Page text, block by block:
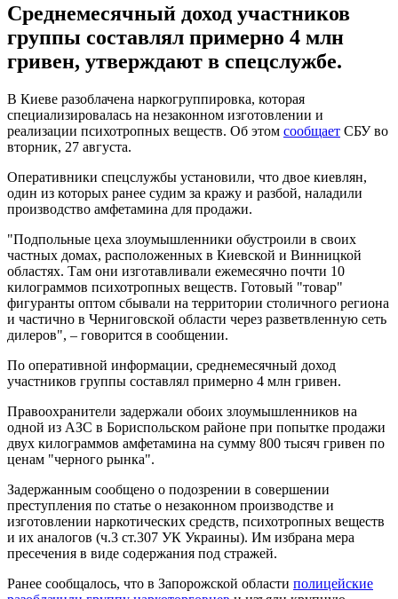
Среднемесячный доход участников
группы составлял примерно 4 млн
гривен, утверждают в спецслужбе.
В Киеве разоблачена наркогруппировка, которая
специализировалась на незаконном изготовлении и
реализации психотропных веществ. Об этом сообщает СБУ во
вторник, 27 августа.
Оперативники спецслужбы установили, что двое киевлян,
один из которых ранее судим за кражу и разбой, наладили
производство амфетамина для продажи.
"Подпольные цеха злоумышленники обустроили в своих
частных домах, расположенных в Киевской и Винницкой
областях. Там они изготавливали ежемесячно почти 10
килограммов психотропных веществ. Готовый "товар"
фигуранты оптом сбывали на территории столичного региона
и частично в Черниговской области через разветвленную сеть
дилеров", – говорится в сообщении.
По оперативной информации, среднемесячный доход
участников группы составлял примерно 4 млн гривен.
Правоохранители задержали обоих злоумышленников на
одной из АЗС в Бориспольском районе при попытке продажи
двух килограммов амфетамина на сумму 800 тысяч гривен по
ценам "черного рынка".
Задержанным сообщено о подозрении в совершении
преступления по статье о незаконном производстве и
изготовлении наркотических средств, психотропных веществ
и их аналогов (ч.3 ст.307 УК Украины). Им избрана мера
пресечения в виде содержания под стражей.
Ранее сообщалось, что в Запорожской области полицейские